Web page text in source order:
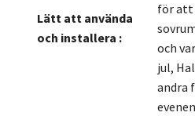
Lätt att använda
och installera :
för att
och
jul,
andra